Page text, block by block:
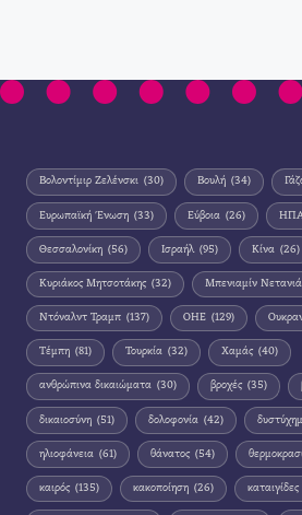
Βολοντίμιρ Ζελένσκι (30) Βουλή (34)
Ευρωπαϊκή Ένωση (33) Εύβοια (26)
Θεσσαλονίκη (56) Ισραήλ (95) Κίνα (26)
Κυριάκος Μητσοτάκης (32) Μπενιαμίν
Ντόναλντ Τραμπ (137) ΟΗΕ (129)
Τέμπη (81) Τουρκία (32) Χαμάς (40)
ανθρώπινα δικαιώματα (30) βροχές (35)
δικαιοσύνη (51) δολοφονία (42)
ηλιοφάνεια (61) θάνατος (54)
καιρός (135) κακοποίηση (26) καταιγίδες